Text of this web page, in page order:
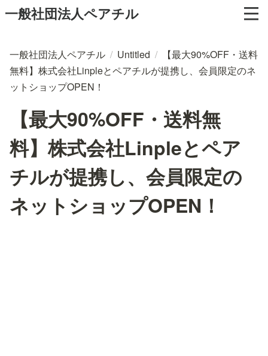
一般社団法人ペアチル
一般社団法人ペアチル / Untitled /
【最大90%OFF・送料
無料】株式会社Linpleとペアチルが提携し、会員限定のネ
ットショップOPEN！
【最大90%OFF・送料無
料】株式会社Linpleとペア
チルが提携し、会員限定の
ネットショップOPEN！